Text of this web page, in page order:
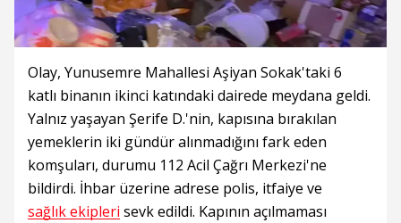
Olay, Yunusemre Mahallesi Aşiyan Sokak'taki 6
katlı binanın ikinci katındaki dairede meydana geldi.
Yalnız yaşayan Şerife D.'nin, kapısına bırakılan
yemeklerin iki gündür alınmadığını fark eden
komşuları, durumu 112 Acil Çağrı Merkezi'ne
bildirdi. İhbar üzerine adrese polis, itfaiye ve
sağlık ekipleri sevk edildi. Kapının açılmaması